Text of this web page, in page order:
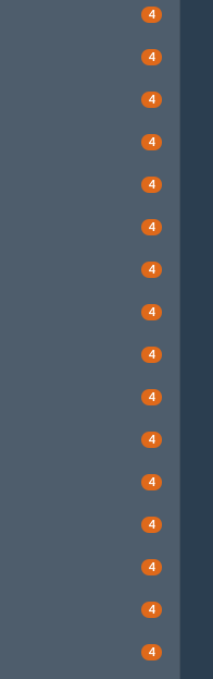
4
4
4
4
4
4
4
4
4
4
4
4
4
4
4
4